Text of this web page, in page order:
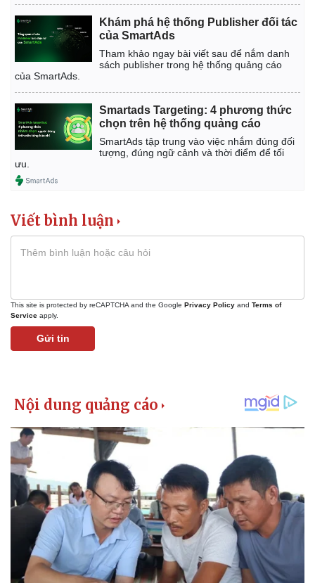
Pháp luật
Vụ án
Khám phá hệ thống Publisher đối tác
của SmartAds
Tham khảo ngay bài viết sau để nắm danh
sách publisher trong hệ thống quảng cáo
của SmartAds.
Smartads Targeting: 4 phương thức
chọn trên hệ thống quảng cáo
SmartAds tập trung vào việc nhắm đúng đối
tượng, đúng ngữ cảnh và thời điểm để tối
ưu.
Viết bình luận
This site is protected by reCAPTCHA and the Google Privacy Policy and Terms of
Service apply.
Gửi tin